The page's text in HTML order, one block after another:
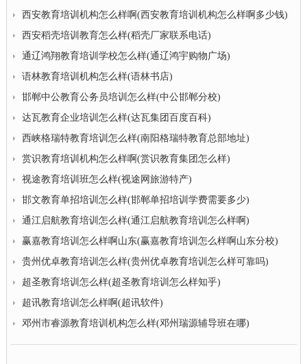
西安教育培训机构怎么样啊(西安教育培训机构怎么样啊多少钱)
西安稻壳培训教育怎么样(稻壳厂家联系电话)
通辽鸿翔教育培训学校怎么样(通辽鸿宇购物广场)
语林教育培训机构怎么样(语林书店)
邯郸中公教育公务员培训怎么样(中公邯郸分校)
达瓦教育企业培训怎么样(达瓦集团百度百科)
西峡格瑞特教育培训怎么样(南阳格瑞特教育总部地址)
赏识教育培训机构怎么样啊(赏识教育集团怎么样)
视途教育培训班怎么样(视途网旅游特产)
邯文教育单招培训怎么样(邯郸单招培训学费需要多少)
通江启航教育培训怎么样(通江启航教育培训怎么样啊)
赢嘉教育培训怎么样啊山东(赢嘉教育培训怎么样啊山东分校)
贵州优卓教育培训怎么样(贵州优卓教育培训怎么样可靠吗)
超圣教育培训怎么样(超圣教育培训怎么样知乎)
超讯教育培训怎么样啊(超讯软件)
邓州市睿源教育培训机构怎么样(邓州瑞源辅导班在哪)